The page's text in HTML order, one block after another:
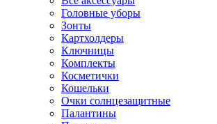
Головные уборы
Зонты
Картхолдеры
Ключницы
Комплекты
Косметички
Кошельки
Очки солнцезащитные
Палантины